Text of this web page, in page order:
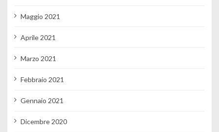
Maggio 2021
Aprile 2021
Marzo 2021
Febbraio 2021
Gennaio 2021
Dicembre 2020